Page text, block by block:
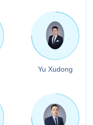
Yu Xudong